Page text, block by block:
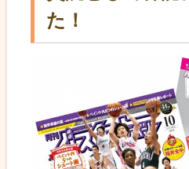
た！